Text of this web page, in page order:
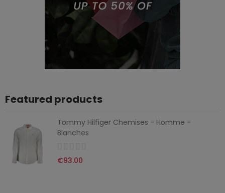
Featured products
Tommy Hilfiger Chemises - Homme -
Blanches
€93.00